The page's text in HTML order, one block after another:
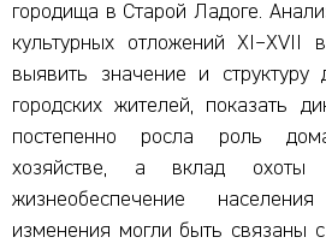
городища в Старой Ладоге.
культурных отложений XI–XVII
выявить значение и структуру
городских жителей, показать
постепенно росла роль
хозяйстве, а вклад
жизнеобеспечение
изменения могли быть связаны